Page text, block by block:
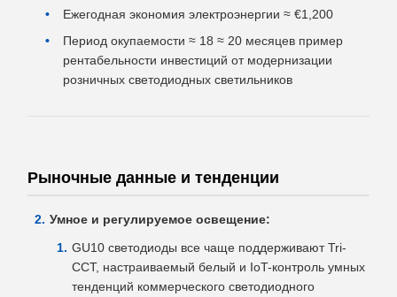
Ежегодная экономия электроэнергии ≈ €1,200
Период окупаемости ≈ 18 ≈ 20 месяцев пример
рентабельности инвестиций от модернизации
розничных светодиодных светильников
Рыночные данные и тенденции
Умное и регулируемое освещение:
GU10 светодиоды все чаще поддерживают Tri-
CCT, настраиваемый белый и IoT-контроль умных
тенденций коммерческого светодиодного